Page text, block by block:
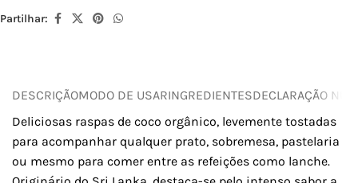
Partilhar:
DESCRIÇÃOMODO DE USARINGREDIENTESDECLARAÇÃO
Deliciosas raspas de coco orgânico, levemente tostadas
para acompanhar qualquer prato, sobremesa, pastelaria
ou mesmo para comer entre as refeições como lanche.